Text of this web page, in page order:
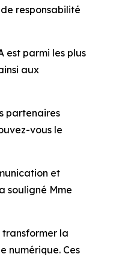
responsabilité
est parmi les plus
aux
partenaires
vous le
et
souligné Mme
transformer la
numérique. Ces